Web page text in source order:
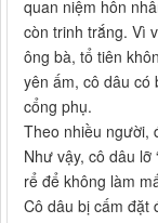
quan niệm hôn
còn trinh trắng. Vì
ông bà, tổ tiên
yên ấm, cô dâu có
cổng phụ.
Theo nhiều người,
Như vậy, cô dâu lỡ
rể để không làm
Cô dâu bị cấm đặt